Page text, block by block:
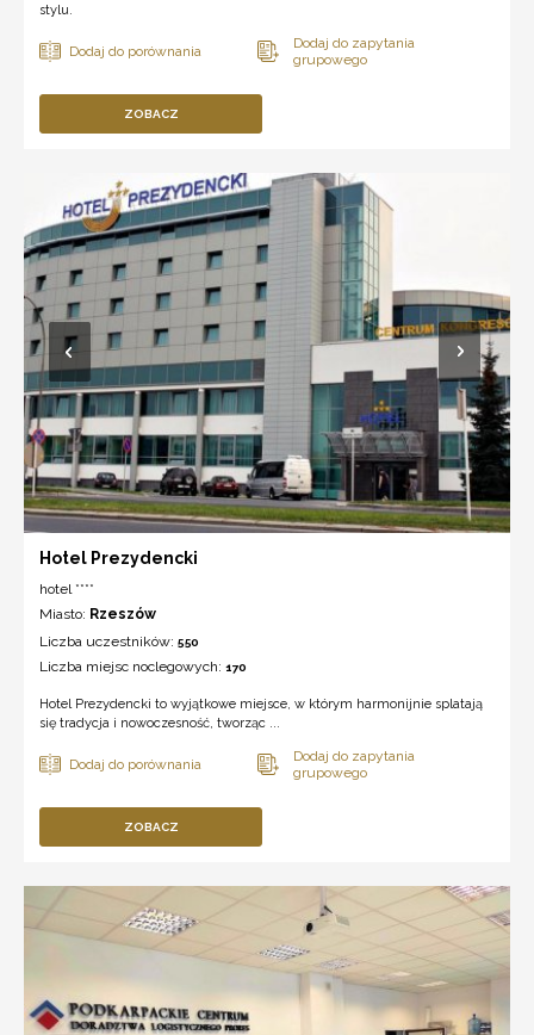
stylu.
ZOBACZ
Hotel Prezydencki
hotel ****
Miasto: Rzeszów
Liczba uczestników: 550
Liczba miejsc noclegowych: 170
Hotel Prezydencki to wyjątkowe miejsce, w którym harmonijnie splatają
się tradycja i nowoczesność, tworząc ...
ZOBACZ